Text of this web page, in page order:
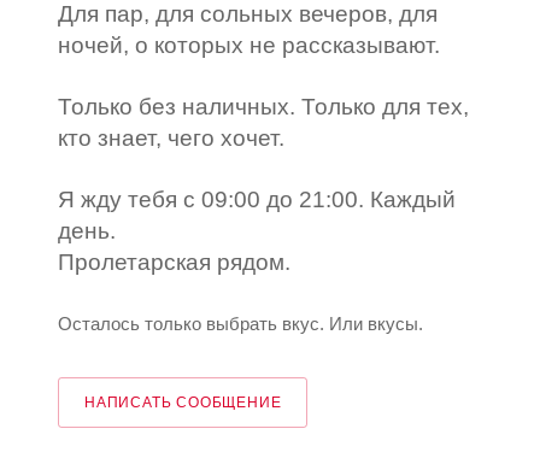
Для пар, для сольных вечеров, для
ночей, о которых не рассказывают.
Только без наличных. Только для тех,
кто знает, чего хочет.
Я жду тебя с 09:00 до 21:00. Каждый
день.
Пролетарская рядом.
Осталось только выбрать вкус. Или вкусы.
НАПИСАТЬ СООБЩЕНИЕ